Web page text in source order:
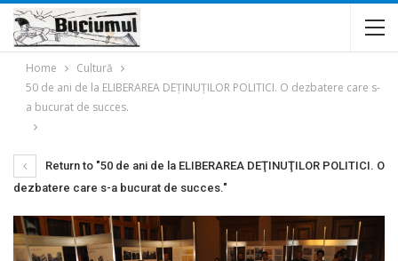
Home
Cultură
50 de ani de la ELIBERAREA DEŢINUŢILOR POLITICI. O dezbatere care s-
a bucurat de succes.
Return to "50 de ani de la ELIBERAREA DEŢINUŢILOR POLITICI. O
dezbatere care s-a bucurat de succes."